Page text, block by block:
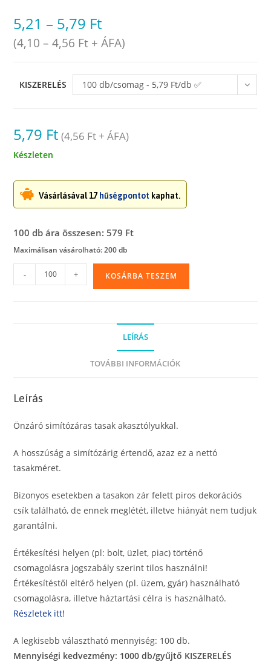
5,21 – 5,79 Ft
(4,10–4,56 Ft + ÁFA)
KISZERELÉS
100 db/csomag - 5,79 Ft/db ✅
5,79 Ft (4,56 Ft + ÁFA)
Készleten
Vásárlásával 17hűségpontot kaphat.
100 db ára összesen: 579 Ft
Maximálisan vásárolható: 200 db
Simítózáras
tasak,
- + KOSÁRBA TESZEM
LEÍRÁS
TOVÁBBI INFORMÁCIÓK
Leírás
Önzáró simítózáras tasak akasztólyukkal.
A hosszúság a simítózárig értendő, azaz ez a nettó
tasakméret.
Bizonyos esetekben a tasakon zár felett piros dekorációs
csík található, de ennek meglétét, illetve hiányát nem tudjuk
garantálni.
Értékesítési helyen (pl: bolt, üzlet, piac) történő
csomagolásra jogszabály szerint tilos használni!
Értékesítéstől eltérő helyen (pl. üzem, gyár) használható
csomagolásra, illetve háztartási célra is használható.
Részletek itt!
A legkisebb választható mennyiség: 100 db.
Mennyiségi kedvezmény: 1000 db/gyűjtő KISZERELÉS